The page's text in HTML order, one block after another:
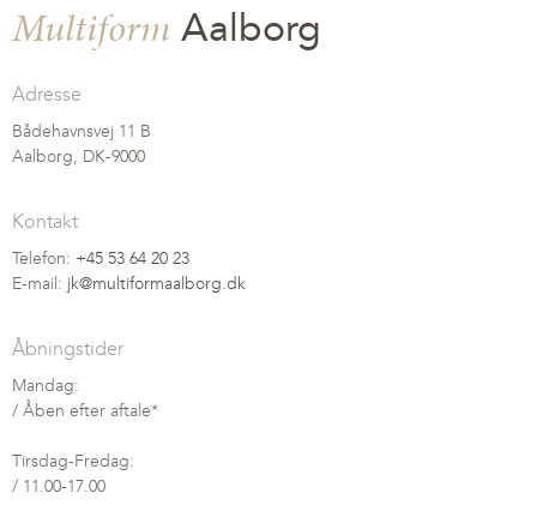
Multiform Aalborg
Adresse
Bådehavnsvej 11 B
Aalborg, DK-9000
Kontakt
Telefon: +45 53 64 20 23
E-mail: jk@multiformaalborg.dk
Åbningstider
Mandag:
/ Åben efter aftale*
Tirsdag-Fredag:
/ 11.00-17.00